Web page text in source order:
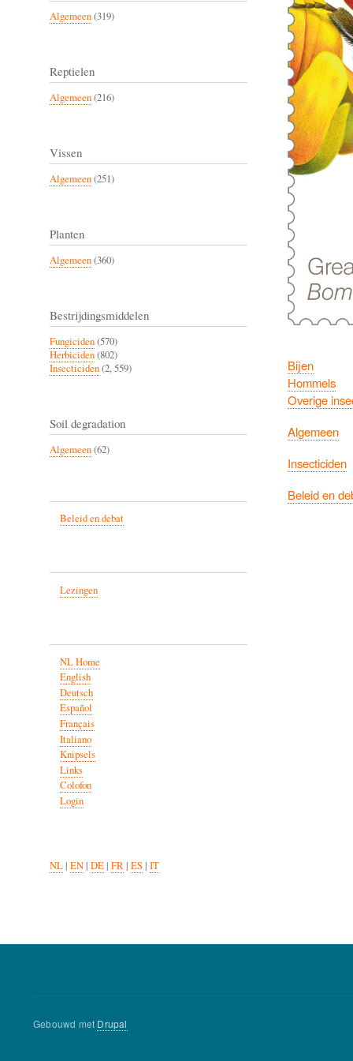
Bijen
Hommels
Overige
Algemeen
Insecticiden
Beleid en
Algemeen(319)
Reptielen
Algemeen(216)
Vissen
Algemeen(251)
Planten
Algemeen(360)
Bestrijdingsmiddelen
Fungiciden(570)
Herbiciden(802)
Insecticiden(2, 559)
Soil degradation
Algemeen(62)
Beleid en debat
Lezingen
NL Home
English
Deutsch
Español
Français
Italiano
Knipsels
Links
Colofon
Login
NL| EN| DE| FR| ES| IT
Gebouwd met Drupal